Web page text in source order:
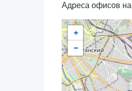
Адреса офисов
+
−